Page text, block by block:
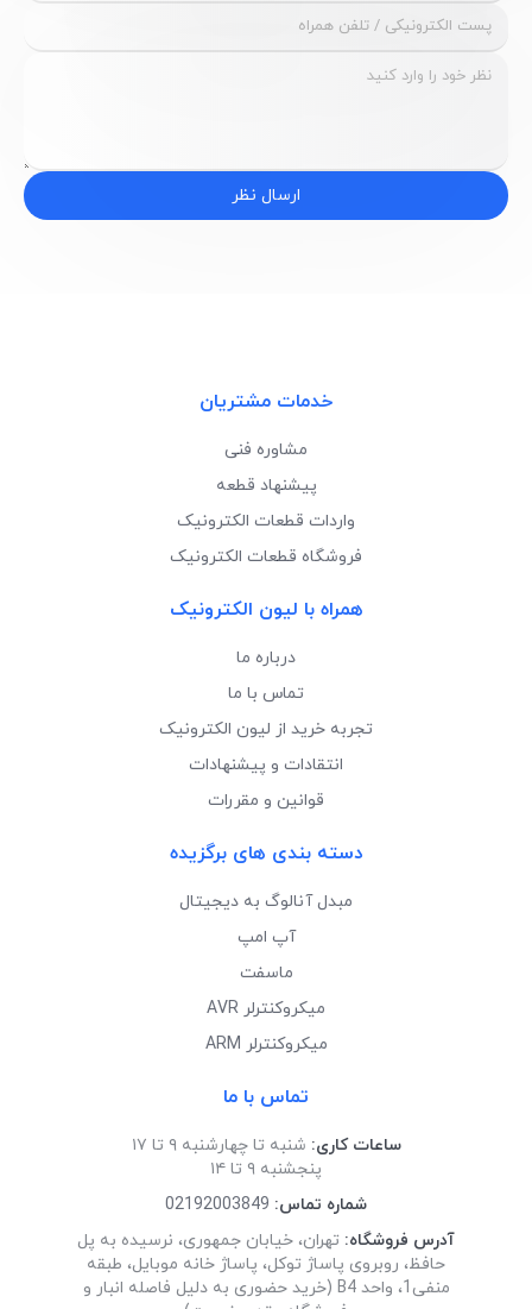
ارسال نظر
خدمات مشتریان
مشاوره فنی
پیشنهاد قطعه
واردات قطعات الکترونیک
فروشگاه قطعات الکترونیک
همراه با لیون الکترونیک
درباره ما
تماس با ما
تجربه خرید از لیون الکترونیک
انتقادات و پیشنهادات
قوانین و مقررات
دسته بندی های برگزیده
مبدل آنالوگ به دیجیتال
آپ امپ
ماسفت
میکروکنترلر AVR
میکروکنترلر ARM
تماس با ما
ساعات کاری: شنبه تا چهارشنبه ۹ تا ۱۷
پنجشنبه ۹ تا ۱۴
شماره تماس: 02192003849
آدرس فروشگاه: تهران، خیابان جمهوری، نرسیده به پل
حافظ، روبروی پاساژ توکل، پاساژ خانه موبایل، طبقه
منفی1، واحد B4 (خرید حضوری به دلیل فاصله انبار و